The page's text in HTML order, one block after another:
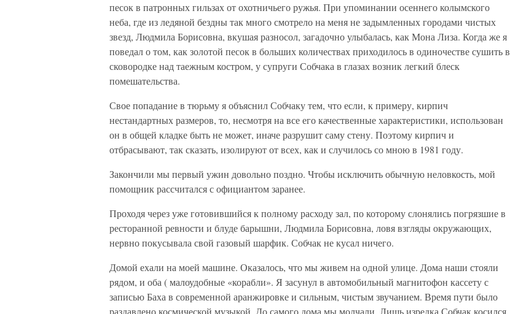
песок в патронных гильзах от охотничьего ружья. При упоминании осеннего колымского
неба, где из ледяной бездны так много смотрело на меня не задымленных городами чистых
звезд, Людмила Борисовна, вкушая разносол, загадочно улыбалась, как Мона Лиза. Когда же я
поведал о том, как золотой песок в больших количествах приходилось в одиночестве сушить в
сковородке над таежным костром, у супруги Собчака в глазах возник легкий блеск
помешательства.
Свое попадание в тюрьму я объяснил Собчаку тем, что если, к примеру, кирпич
нестандартных размеров, то, несмотря на все его качественные характеристики, использован
он в общей кладке быть не может, иначе разрушит саму стену. Поэтому кирпич и
отбрасывают, так сказать, изолируют от всех, как и случилось со мною в 1981 году.
Закончили мы первый ужин довольно поздно. Чтобы исключить обычную неловкость, мой
помощник рассчитался с официантом заранее.
Проходя через уже готовившийся к полному расходу зал, по которому слонялись погрязшие в
ресторанной ревности и блуде барышни, Людмила Борисовна, ловя взгляды окружающих,
нервно покусывала свой газовый шарфик. Собчак не кусал ничего.
Домой ехали на моей машине. Оказалось, что мы живем на одной улице. Дома наши стояли
рядом, и оба ( малоудобные «корабли». Я засунул в автомобильный магнитофон кассету с
записью Баха в современной аранжировке и сильным, чистым звучанием. Время пути было
раздавлено космической музыкой. До самого дома мы молчали. Лишь изредка Собчак косился